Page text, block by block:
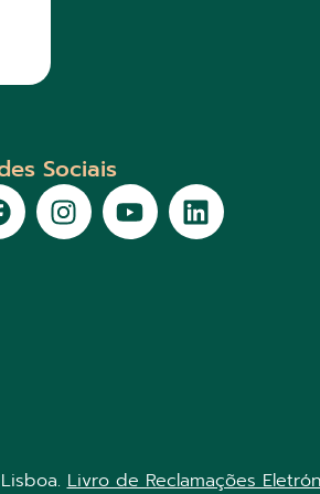
Sociais
Livro de Reclamações